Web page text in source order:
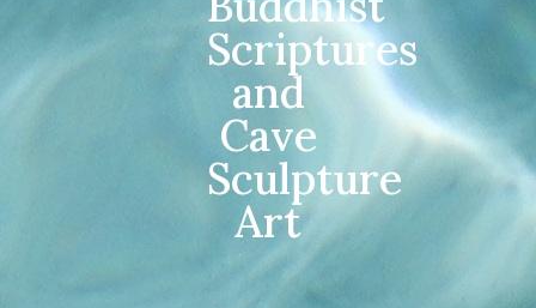
Scriptures
and
Cave
Sculpture
Art